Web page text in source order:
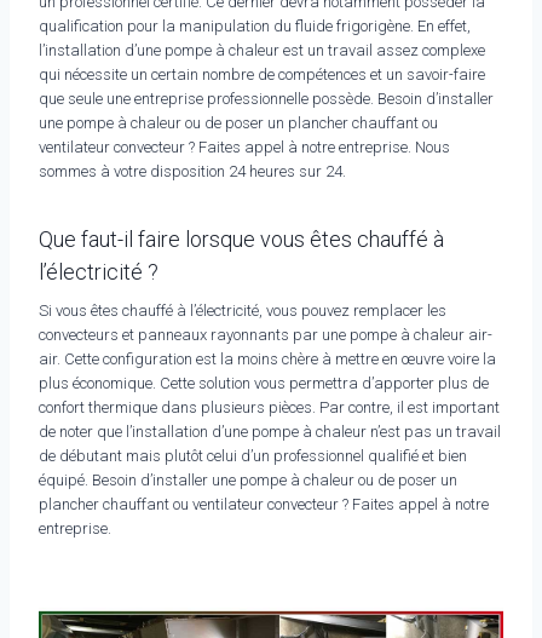
qualification pour la manipulation du fluide frigorigène. En effet,
l’installation d’une pompe à chaleur est un travail assez complexe
qui nécessite un certain nombre de compétences et un savoir-faire
que seule une entreprise professionnelle possède. Besoin d’installer
une pompe à chaleur ou de poser un plancher chauffant ou
ventilateur convecteur ? Faites appel à notre entreprise. Nous
sommes à votre disposition 24 heures sur 24.
Que faut-il faire lorsque vous êtes chauffé à
l’électricité ?
Si vous êtes chauffé à l’électricité, vous pouvez remplacer les
convecteurs et panneaux rayonnants par une pompe à chaleur air-
air. Cette configuration est la moins chère à mettre en œuvre voire la
plus économique. Cette solution vous permettra d’apporter plus de
confort thermique dans plusieurs pièces. Par contre, il est important
de noter que l’installation d’une pompe à chaleur n’est pas un travail
de débutant mais plutôt celui d’un professionnel qualifié et bien
équipé. Besoin d’installer une pompe à chaleur ou de poser un
plancher chauffant ou ventilateur convecteur ? Faites appel à notre
entreprise.